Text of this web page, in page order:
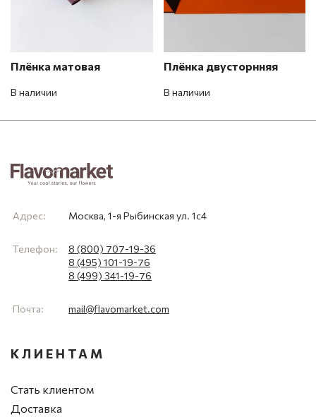
Плёнка матовая
В наличии
Плёнка двусторнняя
В наличии
Адрес: Москва, 1-я Рыбинская ул. 1с4
Телефон:
8 (800) 707-19-36
8 (495) 101-19-76
8 (499) 341-19-76
Почта: mail@flavomarket.com
КЛИЕНТАМ
Стать клиентом
Доставка